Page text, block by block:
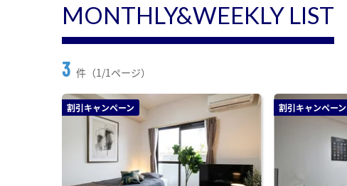
MONTHLY&WEEKLY LIST
3 件（1/1ページ）
割引キャンペーン 割引キャンペーン